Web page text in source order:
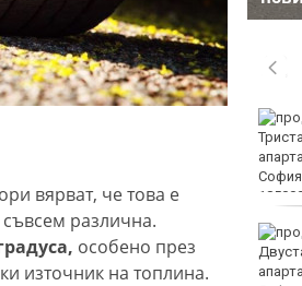
вярват, че това е
съвсем различна.
особено през
източник на топлина.
Пускат нови 66 спътника
в ниска околоземна
орбита